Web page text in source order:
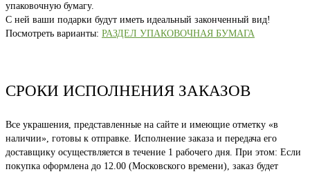
упаковочную бумагу.
С ней ваши подарки будут иметь идеальный законченный вид!
Посмотреть варианты: РАЗДЕЛ УПАКОВОЧНАЯ БУМАГА
СРОКИ ИСПОЛНЕНИЯ ЗАКАЗОВ
Все украшения, представленные на сайте и имеющие отметку «в
наличии», готовы к отправке. Исполнение заказа и передача его
доставщику осуществляется в течение 1 рабочего дня. При этом: Если
покупка оформлена до 12.00 (Московского времени), заказ будет